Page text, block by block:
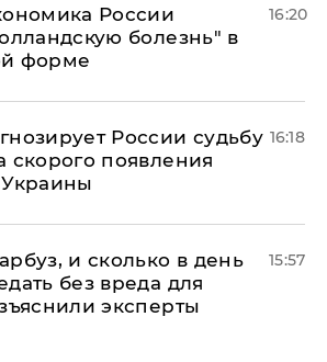
России
болезнь" в
форме
16:20
России судьбу
скорого появления
16:18
и сколько в день
без вреда для
эксперты
15:57